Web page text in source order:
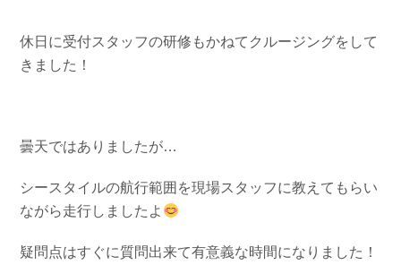
Shop Info. Blog
お問い合わせ
Recruit
休日に受付スタッフの研修もかねてクルージングをして
きました！
曇天ではありましたが…
シースタイルの航行範囲を現場スタッフに教えてもらい
ながら走行しましたよ
疑問点はすぐに質問出来て有意義な時間になりました！